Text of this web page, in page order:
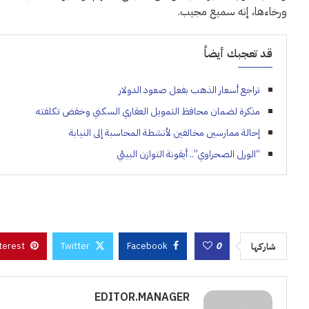
ورخاءها، إنه سميع مجيب.
قد تعجبك أيضاً
تراجع أسعار الذهب بفعل صعود الدولار
مذكرة لضمان محافظ التمويل العقاري السكني وخفض تكلفته
إحالة ممارسين مخالفين لأنشطة المحاسبة إلى النيابة
“الورل الصحراوي”.. أيقونة التوازن البيئي
شاركها 0
Facebook
Twitter
EDITOR.MANAGER